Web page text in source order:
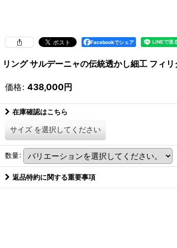
Facebookでシェア
リング サルデーニャの伝統透かし細工 フィ
価格: 438,000円
在庫確認はこちら
サイズ を選択してください
数量:
返品特約に関する重要事項